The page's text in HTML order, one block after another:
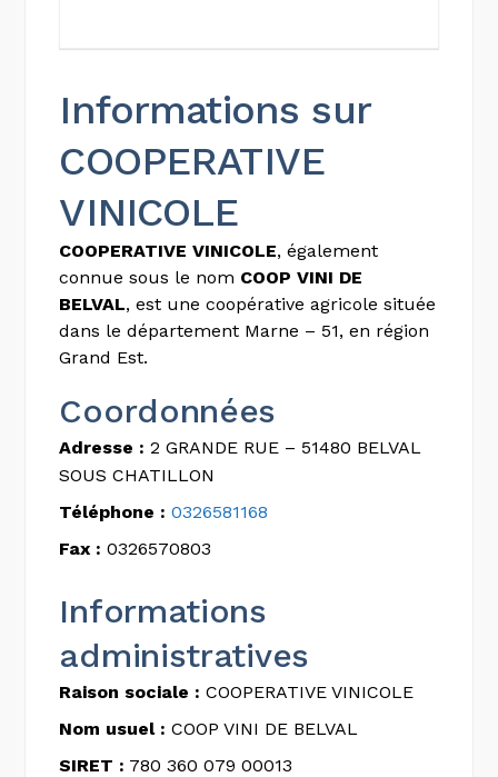
Informations sur
COOPERATIVE
VINICOLE
COOPERATIVE VINICOLE, également
connue sous le nom COOP VINI DE
BELVAL, est une coopérative agricole située
dans le département Marne – 51, en région
Grand Est.
Coordonnées
Adresse : 2 GRANDE RUE – 51480 BELVAL
SOUS CHATILLON
Téléphone : 0326581168
Fax : 0326570803
Informations
administratives
Raison sociale : COOPERATIVE VINICOLE
Nom usuel : COOP VINI DE BELVAL
SIRET : 780 360 079 00013